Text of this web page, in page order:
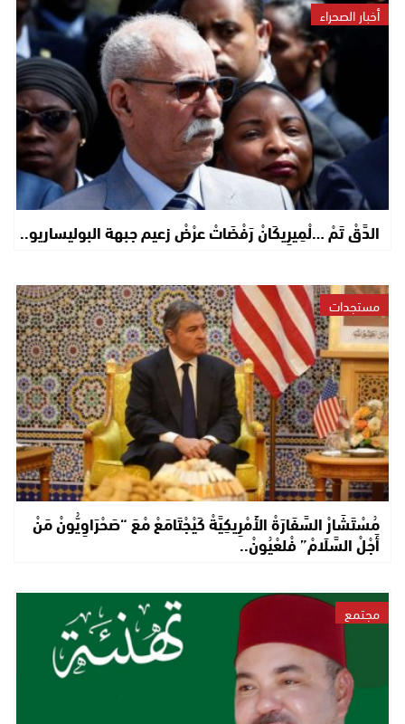
أخبار الصحراء
الدَّقْ تَمْ …لْمِيرِيكَانْ رَفْضَاتْ عرْضْ زعيم جبهة البوليساريو..
مستجدات
مُسْتَشَارْ السَّفَارَةْ الأَمْرِيكِيَّةْ كَيْجْتَامَعْ مْعَ “صَحْرَاوِيُّونْ مَنْ
أَجْلْ السَّلَامْ” فْلعْيُونْ..
مجتمع